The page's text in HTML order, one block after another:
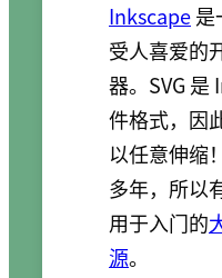
Inkscape是
受人喜爱的
器。SVG 是
件格式，因
以任意伸缩
多年，所以
用于入门的
源。